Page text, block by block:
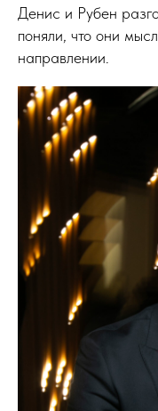
Денис и Рубен
поняли, что они
направлении.